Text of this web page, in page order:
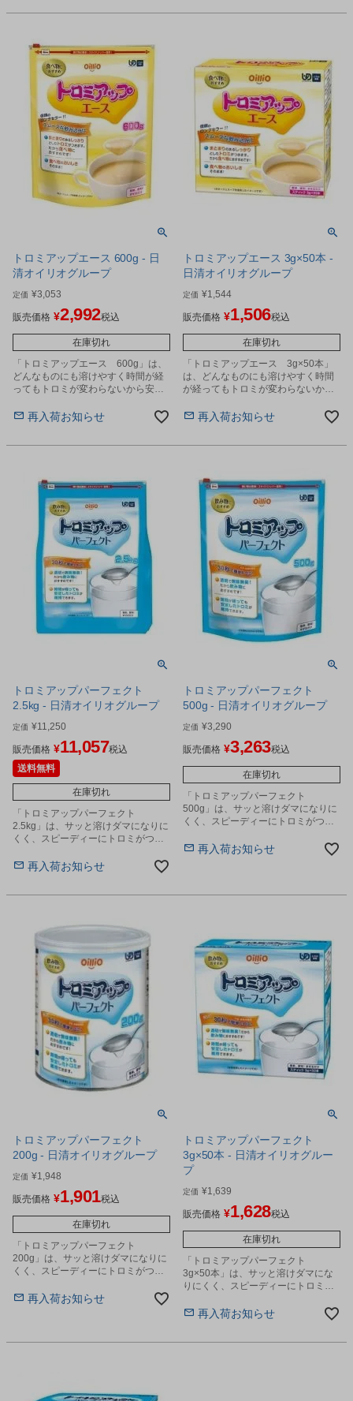
トロミアップエース 600g - 日
清オイリオグループ
定価 ¥3,053
販売価格 ¥2,992税込
在庫切れ
「トロミアップエース 600g」は、
どんなものにも溶けやすく時間が経
ってもトロミが変わらないから安心
再入荷お知らせ
トロミアップエース 3g×50本 -
日清オイリオグループ
定価 ¥1,544
販売価格 ¥1,506税込
在庫切れ
「トロミアップエース 3g×50本」
は、どんなものにも溶けやすく時間
が経ってもトロミが変わらないから
再入荷お知らせ
トロミアップパーフェクト
2.5kg - 日清オイリオグループ
定価 ¥11,250
販売価格 ¥11,057税込
送料無料
在庫切れ
「トロミアップパーフェクト
2.5kg」は、サッと溶けダマになりに
くく、スピーディーにトロミがつき
再入荷お知らせ
トロミアップパーフェクト
500g - 日清オイリオグループ
定価 ¥3,290
販売価格 ¥3,263税込
在庫切れ
「トロミアップパーフェクト
500g」は、サッと溶けダマになりに
くく、スピーディーにトロミがつき
再入荷お知らせ
トロミアップパーフェクト
200g - 日清オイリオグループ
定価 ¥1,948
販売価格 ¥1,901税込
在庫切れ
「トロミアップパーフェクト
200g」は、サッと溶けダマになりに
くく、スピーディーにトロミがつき
再入荷お知らせ
トロミアップパーフェクト
3g×50本 - 日清オイリオグルー
プ
定価 ¥1,639
販売価格 ¥1,628税込
在庫切れ
「トロミアップパーフェクト
3g×50本」は、サッと溶けダマにな
りにくく、スピーディーにトロミが
再入荷お知らせ